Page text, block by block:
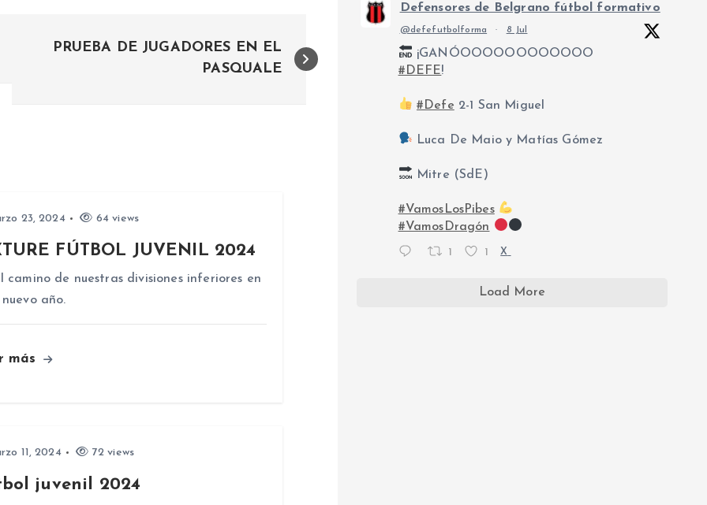
PRUEBA DE JUGADORES EN EL
PASQUALE
23, 2024 64 views
FÚTBOL JUVENIL 2024
camino de nuestras divisiones inferiores en
año.
más
11, 2024 72 views
juvenil 2024
Defensores de Belgrano fútbol formativo
@defefutbolforma · 8 Jul
¡GANÓOOOOOOOOOOOO
#DEFE!
#Defe 2-1 San Miguel
Luca De Maio y Matías Gómez
Mitre (SdE)
#VamosLosPibes
#VamosDragón
1 1 X
Load More